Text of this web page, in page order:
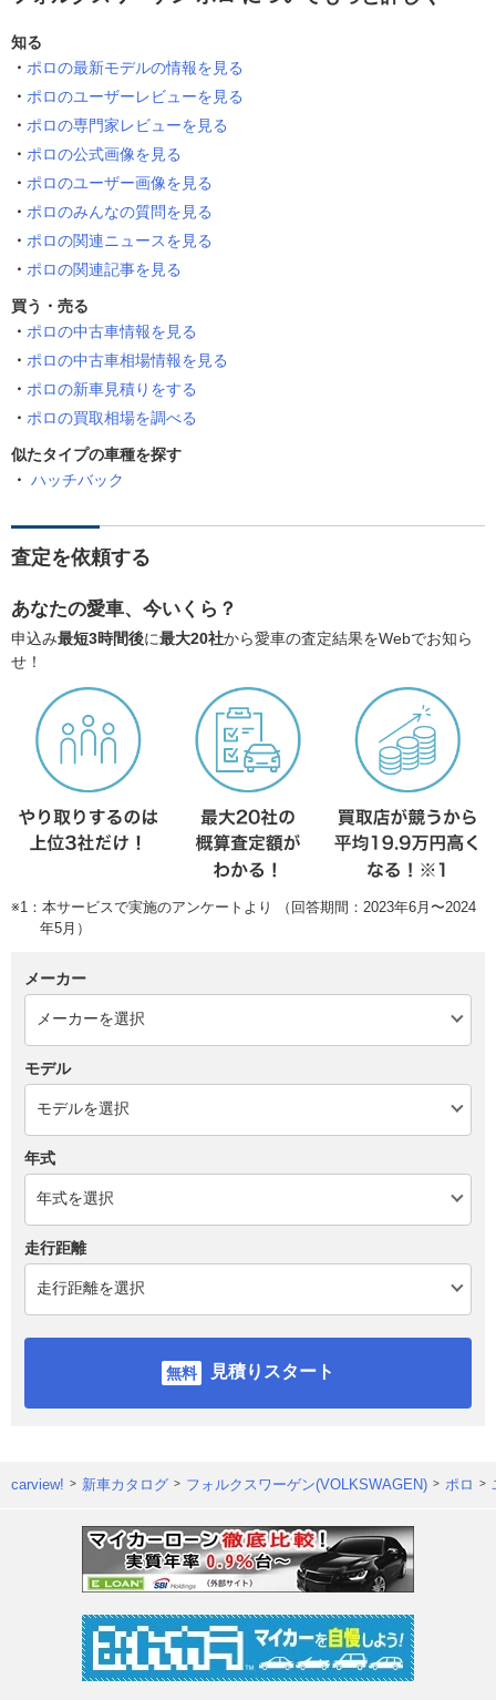
知る
ポロの最新モデルの情報を見る
ポロのユーザーレビューを見る
ポロの専門家レビューを見る
ポロの公式画像を見る
ポロのユーザー画像を見る
ポロのみんなの質問を見る
ポロの関連ニュースを見る
ポロの関連記事を見る
買う・売る
ポロの中古車情報を見る
ポロの中古車相場情報を見る
ポロの新車見積りをする
ポロの買取相場を調べる
似たタイプの車種を探す
ハッチバック
査定を依頼する
あなたの愛車、今いくら？
申込み最短3時間後に最大20社から愛車の査定結果をWebでお知ら
せ！
※1：本サービスで実施のアンケートより （回答期間：2023年6月〜2024
年5月）
メーカー
モデル
年式
走行距離
見積りスタート
carview! 新車カタログ フォルクスワーゲン(VOLKSWAGEN) ポロ